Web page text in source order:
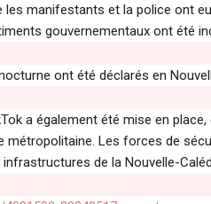
manifestants et la police ont
gouvernementaux ont été
ont été déclarés en
a également été mise en
métropolitaine. Les forces de
de la Nouvelle-